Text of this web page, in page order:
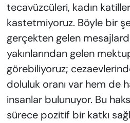
tecavüzcüleri, kadın
kastetmiyoruz. Böyle bir
gerçekten gelen
yakınlarından gelen
görebiliyoruz;
doluluk oranı var hem de
insanlar bulunuyor. Bu
sürece pozitif bir katkı